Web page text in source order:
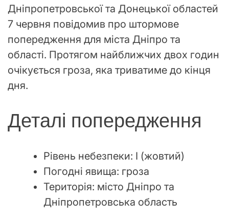
Дніпропетровської та Донецької областей
7 червня повідомив про штормове
попередження для міста Дніпро та
області. Протягом найближчих двох годин
очікується гроза, яка триватиме до кінця
дня.
Деталі попередження
Рівень небезпеки: I (жовтий)
Погодні явища: гроза
Територія: місто Дніпро та
Дніпропетровська область